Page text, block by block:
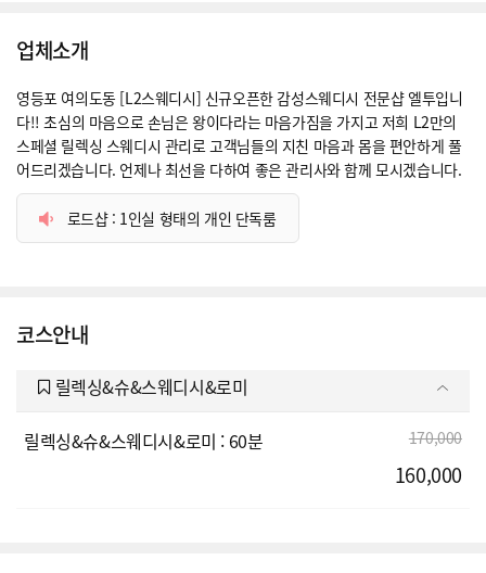
업체소개
영등포 여의도동 [L2스웨디시] 신규오픈한 감성스웨디시 전문샵 엘투입니
다!! 초심의 마음으로 손님은 왕이다라는 마음가짐을 가지고 저희 L2만의
스페셜 릴렉싱 스웨디시 관리로 고객님들의 지친 마음과 몸을 편안하게 풀
어드리겠습니다. 언제나 최선을 다하여 좋은 관리사와 함께 모시겠습니다.
로드샵 : 1인실 형태의 개인 단독룸
코스안내
릴렉싱&슈&스웨디시&로미
릴렉싱&슈&스웨디시&로미 : 60분 170,000
160,000